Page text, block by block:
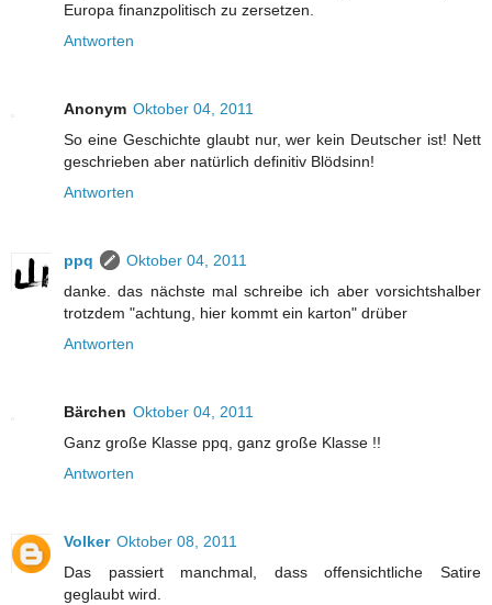
Europa finanzpolitisch zu zersetzen.
Antworten
Anonym Oktober 04, 2011
So eine Geschichte glaubt nur, wer kein Deutscher ist! Nett
geschrieben aber natürlich definitiv Blödsinn!
Antworten
ppq
Oktober 04, 2011
danke. das nächste mal schreibe ich aber vorsichtshalber
trotzdem "achtung, hier kommt ein karton" drüber
Antworten
Bärchen Oktober 04, 2011
Ganz große Klasse ppq, ganz große Klasse !!
Antworten
Volker Oktober 08, 2011
Das passiert manchmal, dass offensichtliche Satire
geglaubt wird.